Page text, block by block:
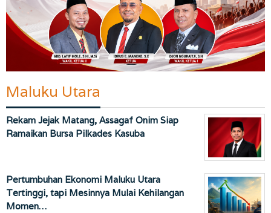
Maluku Utara
Rekam Jejak Matang, Assagaf Onim Siap
Ramaikan Bursa Pilkades Kasuba
Pertumbuhan Ekonomi Maluku Utara
Tertinggi, tapi Mesinnya Mulai Kehilangan
Momen…